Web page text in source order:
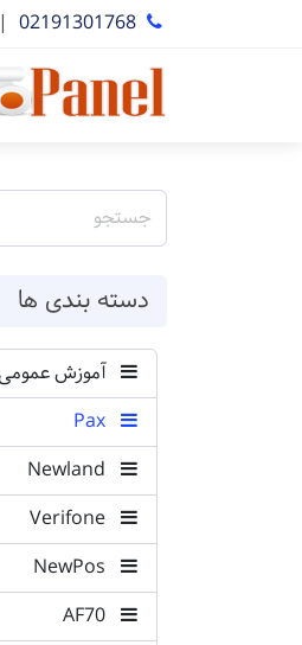
02191301768
دسته بندی ها
آموزش